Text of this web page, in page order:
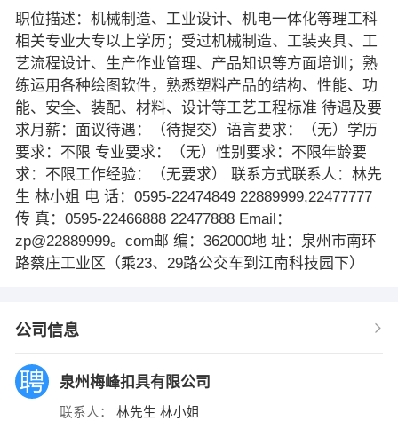
职位描述：机械制造、工业设计、机电一体化等理工科
相关专业大专以上学历；受过机械制造、工装夹具、工
艺流程设计、生产作业管理、产品知识等方面培训；熟
练运用各种绘图软件，熟悉塑料产品的结构、性能、功
能、安全、装配、材料、设计等工艺工程标准 待遇及要
求月薪：面议待遇：（待提交）语言要求：（无）学历
要求：不限 专业要求：（无）性别要求：不限年龄要
求：不限工作经验：（无要求） 联系方式联系人：林先
生 林小姐 电 话：0595-22474849 22889999,22477777
传 真：0595-22466888 22477888 Email：
zp@22889999。com邮 编：362000地 址：泉州市南环
路蔡庄工业区（乘23、29路公交车到江南科技园下）
公司信息
泉州梅峰扣具有限公司
联系人： 林先生 林小姐